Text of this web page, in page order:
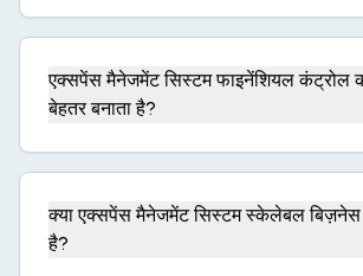
एक्सपेंस मैनेजमेंट सिस्टम फाइनेंशियल कंट्रोल
बेहतर बनाता है?
क्या एक्सपेंस मैनेजमेंट सिस्टम स्केलेबल बिज़नेस
है?